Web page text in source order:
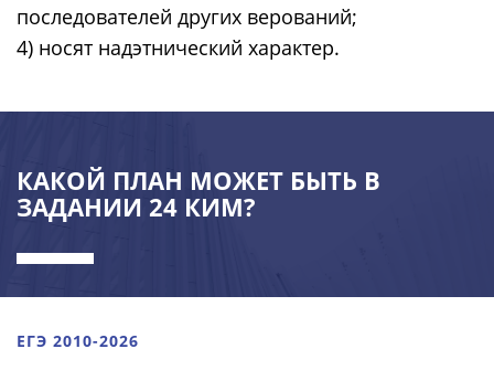
последователей других верований;
4) носят надэтнический характер.
КАКОЙ ПЛАН МОЖЕТ БЫТЬ В
ЗАДАНИИ 24 КИМ?
ЕГЭ 2010-2026